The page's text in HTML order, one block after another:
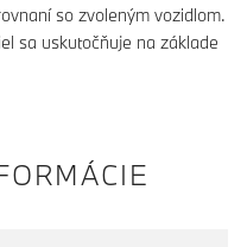
so zvoleným vozidlom.
sa uskutočňuje na základe